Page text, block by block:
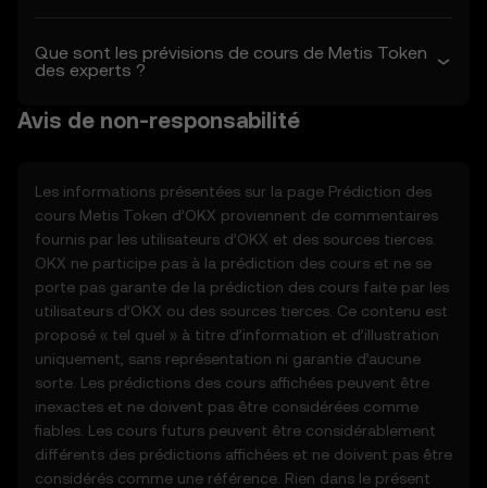
Que sont les prévisions de cours de Metis Token
des experts ?
Avis de non-responsabilité
Les informations présentées sur la page Prédiction des
cours Metis Token d’OKX proviennent de commentaires
fournis par les utilisateurs d’OKX et des sources tierces.
OKX ne participe pas à la prédiction des cours et ne se
porte pas garante de la prédiction des cours faite par les
utilisateurs d’OKX ou des sources tierces. Ce contenu est
proposé « tel quel » à titre d’information et d’illustration
uniquement, sans représentation ni garantie d’aucune
sorte. Les prédictions des cours affichées peuvent être
inexactes et ne doivent pas être considérées comme
fiables. Les cours futurs peuvent être considérablement
différents des prédictions affichées et ne doivent pas être
considérés comme une référence. Rien dans le présent
conditions ou modifier les fonctions de
Les modifications entrent en vigueur à la
date de la « dernière révision ». Il vous
2.1 Sauf indication contraire, les termes
utilisés dans les présentes auront la même
signification que celle définie dans les
conflit, les dispositions des présentes
conditions prévaudront.
3. Fonction de prédiction des cours
3.1 Les fonctions de prévision des cours
sont fournies uniquement à titre